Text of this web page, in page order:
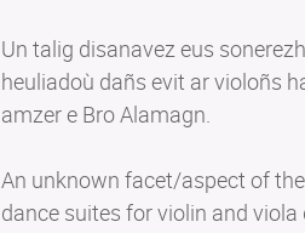
Un talig disanavez eus
heuliadoù dañs evit ar violoñs
amzer e Bro Alamagn.
An unknown facet/aspect of
dance suites for violin and